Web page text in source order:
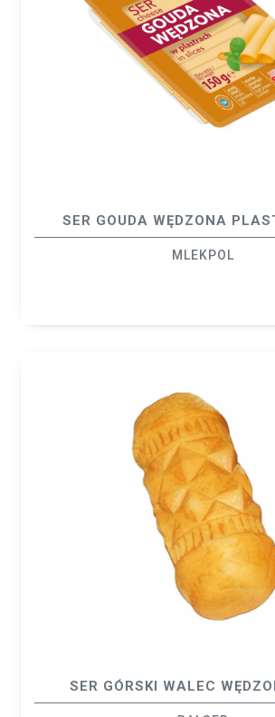
SER GOUDA WĘDZONA
MLEKPOL
SER GÓRSKI WALEC